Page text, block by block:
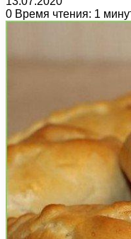
0 Время чтения: 1